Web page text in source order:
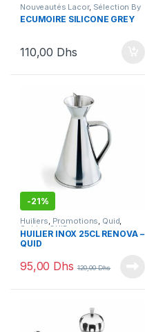
Nouveautés Lacor, Sélection By
Ihssane,Ustensiles
ECUMOIRE SILICONE GREY
110,00 Dhs
-21%
Huiliers, Promotions, Quid,
Soldes QUID
HUILIER INOX 25CL RENOVA –
QUID
95,00 Dhs 120,00Dhs